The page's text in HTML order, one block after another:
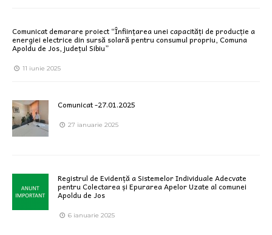
Comunicat demarare proiect “Înființarea unei capacități de producție a
energiei electrice din sursă solară pentru consumul propriu, Comuna
Apoldu de Jos, județul Sibiu”
11 iunie 2025
Comunicat -27.01.2025
27 ianuarie 2025
Registrul de Evidență a Sistemelor Individuale Adecvate
pentru Colectarea și Epurarea Apelor Uzate al comunei
Apoldu de Jos
6 ianuarie 2025